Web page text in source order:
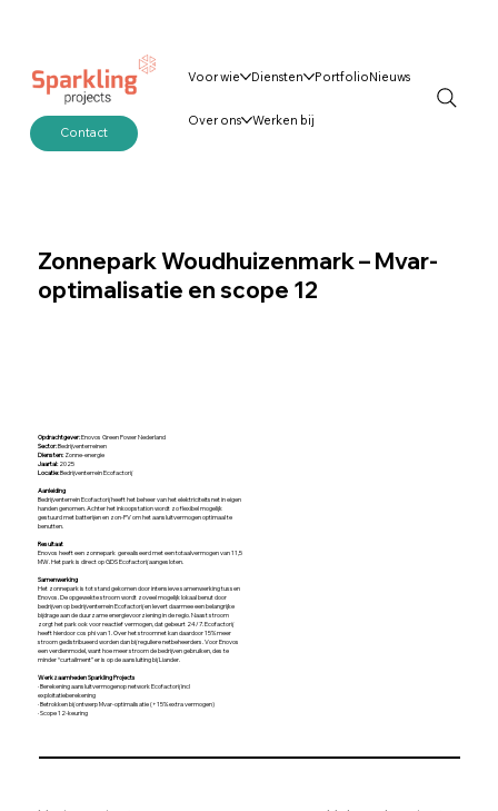
Voor wie Diensten PortfolioNieuws
Over ons
Werken bij
Contact
Zonnepark Woudhuizenmark – Mvar-
optimalisatie en scope 12
Opdrachtgever:Enovos Green Power Nederland
Sector:Bedrijventerreinen
Diensten:Zonne-energie
Jaartal:2025
Locatie:Bedrijventerrein Ecofactorij
Aanleiding
Bedrijventerrein Ecofactorij heeft het beheer van het elektriciteitsnet in eigen
handen genomen. Achter het inkoopstation wordt zo flexibel mogelijk
gestuurd met batterijen en zon-PV om het aansluitvermogen optimaal te
benutten.
Resultaat
Enovos heeft een zonnepark gerealiseerd met een totaalvermogen van 11,5
MW. Het park is direct op GDS Ecofactorij aangesloten.
Samenwerking
Het zonnepark is tot stand gekomen door intensieve samenwerking tussen
Enovos. De opgewekte stroom wordt zoveel mogelijk lokaal benut door
bedrijven op bedrijventerrein Ecofactorij en levert daarmee een belangrijke
bijdrage aan de duurzame energievoorziening in de regio. Naast stroom
zorgt het park ook voor reactief vermogen, dat gebeurt 24/7. Ecofactorij
heeft hierdoor cos phi van 1. Over het stroomnet kan daardoor 15% meer
stroom gedistribueerd worden dan bij reguliere netbeheerders. Voor Enovos
een verdienmodel, want hoe meer stroom de bedrijven gebruiken, des te
minder “curtailment” er is op de aansluiting bij Liander.
Werkzaamheden Sparkling Projects
· Berekening aansluitvermogenop network Ecofactorij incl
exploitatieberekening
· Betrokken bij ontwerp Mvar-optimalisatie (+15% extra vermogen)
· Scope 12-keuring